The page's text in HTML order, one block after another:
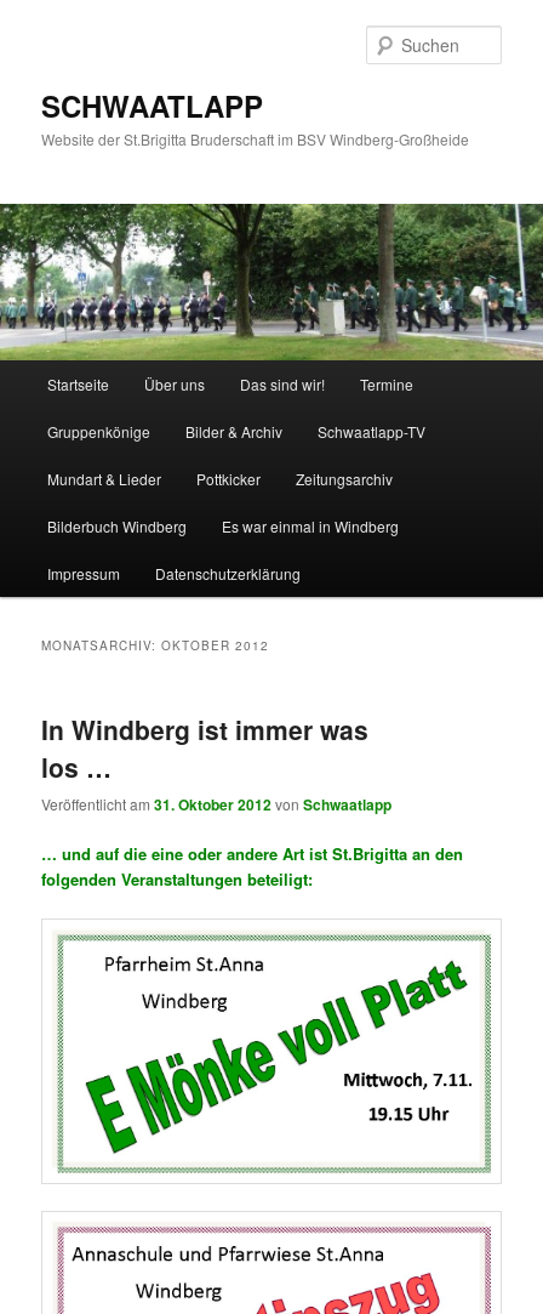
SCHWAATLAPP
Website der St.Brigitta Bruderschaft im BSV Windberg-Großheide
Startseite Über uns Das sind wir! Termine
Gruppenkönige Bilder & Archiv Schwaatlapp-TV
Mundart & Lieder Pottkicker Zeitungsarchiv
Bilderbuch Windberg Es war einmal in Windberg
Impressum Datenschutzerklärung
MONATSARCHIV:OKTOBER 2012
In Windberg ist immer was
los …
Veröffentlicht am31. Oktober 2012vonSchwaatlapp
… und auf die eine oder andere Art ist St.Brigitta an den
folgenden Veranstaltungen beteiligt: